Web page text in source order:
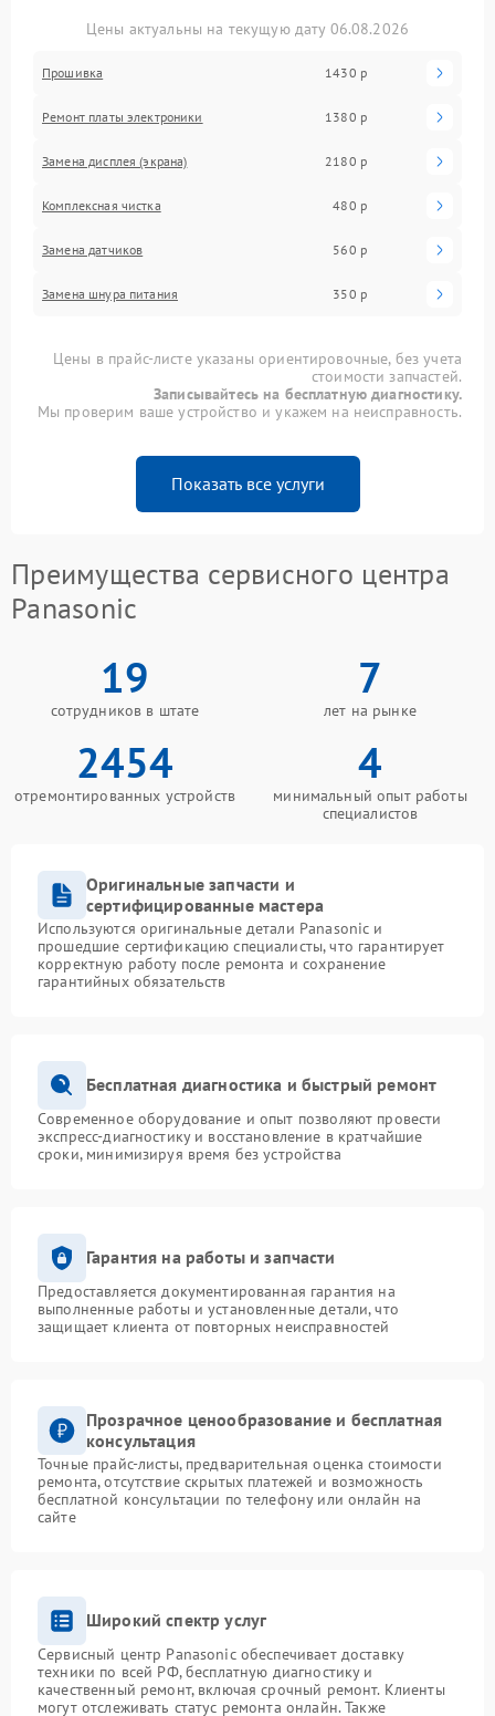
Цены актуальны на текущую дату 06.08.2026
Прошивка 1430 р
Ремонт платы электроники 1380 р
Замена дисплея (экрана) 2180 р
Комплексная чистка 480 р
Замена датчиков 560 р
Замена шнура питания 350 р
Цены в прайс-листе указаны ориентировочные, без учета
стоимости запчастей.
Записывайтесь на бесплатную диагностику.
Мы проверим ваше устройство и укажем на неисправность.
Показать все услуги
Преимущества сервисного центра
Panasonic
19
сотрудников в штате
7
лет на рынке
2454
отремонтированных устройств
4
минимальный опыт работы
специалистов
Оригинальные запчасти и
сертифицированные мастера
Используются оригинальные детали Panasonic и
прошедшие сертификацию специалисты, что гарантирует
корректную работу после ремонта и сохранение
гарантийных обязательств
Бесплатная диагностика и быстрый ремонт
Современное оборудование и опыт позволяют провести
экспресс-диагностику и восстановление в кратчайшие
сроки, минимизируя время без устройства
Гарантия на работы и запчасти
Предоставляется документированная гарантия на
выполненные работы и установленные детали, что
защищает клиента от повторных неисправностей
Прозрачное ценообразование и бесплатная
консультация
Точные прайс-листы, предварительная оценка стоимости
ремонта, отсутствие скрытых платежей и возможность
бесплатной консультации по телефону или онлайн на
сайте
Широкий спектр услуг
Сервисный центр Panasonic обеспечивает доставку
техники по всей РФ, бесплатную диагностику и
качественный ремонт, включая срочный ремонт. Клиенты
могут отслеживать статус ремонта онлайн. Также